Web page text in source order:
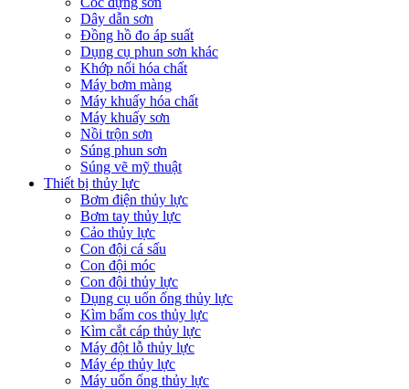
Dây dẫn sơn
Đồng hồ đo áp suất
Dụng cụ phun sơn khác
Khớp nối hóa chất
Máy bơm màng
Máy khuấy hóa chất
Máy khuấy sơn
Nồi trộn sơn
Súng phun sơn
Súng vẽ mỹ thuật
Thiết bị thủy lực
Bơm điện thủy lực
Bơm tay thủy lực
Cảo thủy lực
Con đội cá sấu
Con đội móc
Con đội thủy lực
Dụng cụ uốn ống thủy lực
Kìm bấm cos thủy lực
Kìm cắt cáp thủy lực
Máy đột lỗ thủy lực
Máy ép thủy lực
Máy uốn ống thủy lực